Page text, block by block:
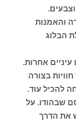
והאמנות
הבלוג
אחרות.
בצורה
להכיל עוד.
שבהודו. על
את הדרך